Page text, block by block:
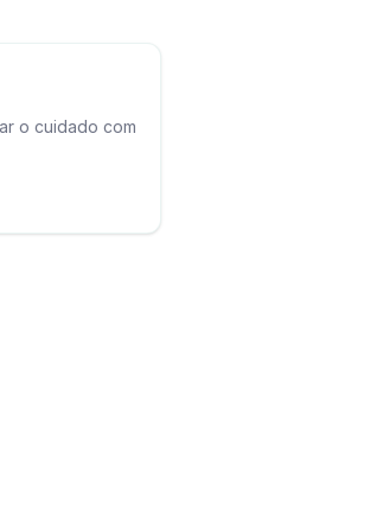
o cuidado com